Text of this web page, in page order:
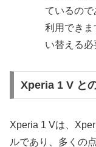
ているの
利用でき
い替える必
Xperia 1 V と
Xperia 1 Vは、
ルであり、多くの